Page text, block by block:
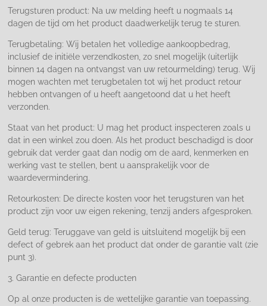
Terugsturen product: Na uw melding heeft u nogmaals 14
dagen de tijd om het product daadwerkelijk terug te sturen.
Terugbetaling: Wij betalen het volledige aankoopbedrag,
inclusief de initiële verzendkosten, zo snel mogelijk (uiterlijk
binnen 14 dagen na ontvangst van uw retourmelding) terug. Wij
mogen wachten met terugbetalen tot wij het product retour
hebben ontvangen of u heeft aangetoond dat u het heeft
verzonden.
Staat van het product: U mag het product inspecteren zoals u
dat in een winkel zou doen. Als het product beschadigd is door
gebruik dat verder gaat dan nodig om de aard, kenmerken en
werking vast te stellen, bent u aansprakelijk voor de
waardevermindering.
Retourkosten: De directe kosten voor het terugsturen van het
product zijn voor uw eigen rekening, tenzij anders afgesproken.
Geld terug: Teruggave van geld is uitsluitend mogelijk bij een
defect of gebrek aan het product dat onder de garantie valt (zie
punt 3).
3. Garantie en defecte producten
Op al onze producten is de wettelijke garantie van toepassing.